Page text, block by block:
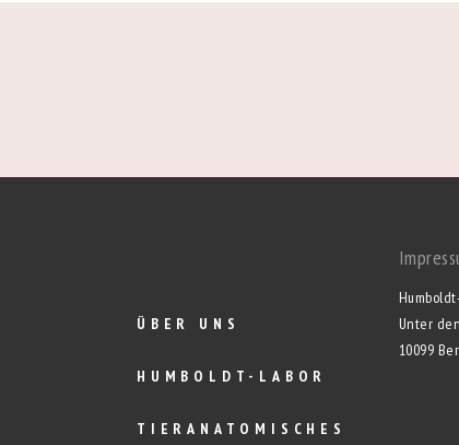
ÜBER UNS
HUMBOLDT-LABOR
TIERANATOMISCHES
Unter
10099